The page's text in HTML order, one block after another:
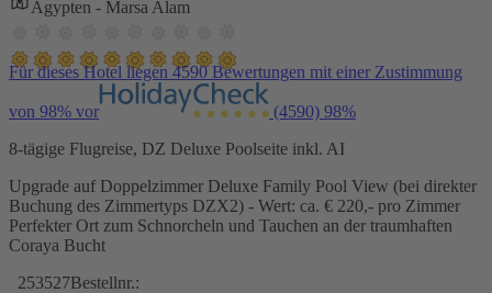
Ägypten - Marsa Alam
Für dieses Hotel liegen 4590 Bewertungen mit einer Zustimmung
von 98% vor (4590) 98%
8-tägige Flugreise, DZ Deluxe Poolseite inkl. AI
Upgrade auf Doppelzimmer Deluxe Family Pool View (bei direkter
Buchung des Zimmertyps DZX2) - Wert: ca. € 220,- pro Zimmer
Perfekter Ort zum Schnorcheln und Tauchen an der traumhaften
Coraya Bucht
253527Bestellnr.: